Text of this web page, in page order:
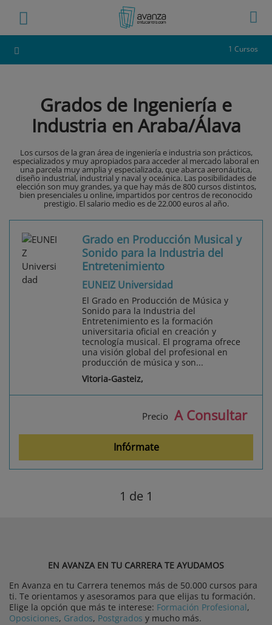
1 Cursos
Grados de Ingeniería e
Industria en Araba/Álava
Los cursos de la gran área de ingeniería e industria son prácticos,
especializados y muy apropiados para acceder al mercado laboral en
una parcela muy amplia y especializada, que abarca aeronáutica,
diseño industrial, industrial y naval y oceánica. Las posibilidades de
elección son muy grandes, ya que hay más de 800 cursos distintos,
bien presenciales u online, impartidos por centros de reconocido
prestigio. El salario medio es de 22.000 euros al año.
Grado en Producción Musical y
Sonido para la Industria del
Entretenimiento
EUNEIZ Universidad
El Grado en Producción de Música y
Sonido para la Industria del
Entretenimiento es la formación
universitaria oficial en creación y
tecnología musical. El programa ofrece
una visión global del profesional en
producción de música y son...
Vitoria-Gasteiz,
Precio A Consultar
Infórmate
1 de 1
EN AVANZA EN TU CARRERA TE AYUDAMOS
En Avanza en tu Carrera tenemos más de 50.000 cursos para
ti. Te orientamos y asesoramos para que elijas tu formación.
Elige la opción que más te interese: Formación Profesional,
Oposiciones, Grados, Postgrados y mucho más.